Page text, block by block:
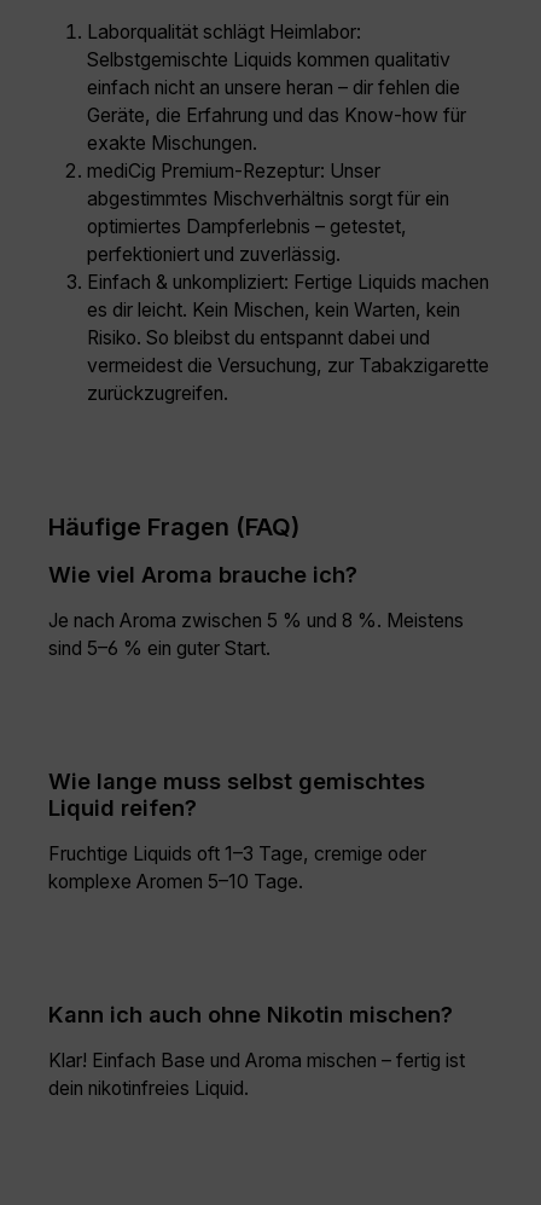
Laborqualität schlägt Heimlabor:
Selbstgemischte Liquids kommen qualitativ
einfach nicht an unsere heran – dir fehlen die
Geräte, die Erfahrung und das Know-how für
exakte Mischungen.
mediCig Premium-Rezeptur: Unser
abgestimmtes Mischverhältnis sorgt für ein
optimiertes Dampferlebnis – getestet,
perfektioniert und zuverlässig.
Einfach & unkompliziert: Fertige Liquids machen
es dir leicht. Kein Mischen, kein Warten, kein
Risiko. So bleibst du entspannt dabei und
vermeidest die Versuchung, zur Tabakzigarette
zurückzugreifen.
Häufige Fragen (FAQ)
Wie viel Aroma brauche ich?
Je nach Aroma zwischen 5 % und 8 %. Meistens
sind 5–6 % ein guter Start.
Wie lange muss selbst gemischtes
Liquid reifen?
Fruchtige Liquids oft 1–3 Tage, cremige oder
komplexe Aromen 5–10 Tage.
Kann ich auch ohne Nikotin mischen?
Klar! Einfach Base und Aroma mischen – fertig ist
dein nikotinfreies Liquid.